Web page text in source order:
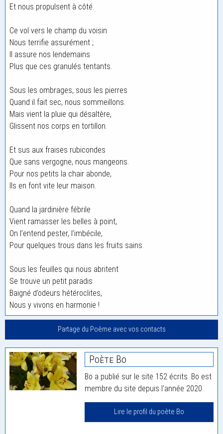
Et nous propulsent à côté.
Ce vol vers le champ du voisin
Nous terrifie assurément ;
Il assure nos lendemains
Plus que ces granulés tentants.
Sous les ombrages, sous les pierres
Quand il fait sec, nous sommeillons.
Mais vient la pluie qui désaltère,
Glissent nos corps en tortillon.
Et sus aux fraises rubicondes
Que sans vergogne, nous mangeons.
Pour nos petits la chair abonde,
Ils en font vite leur maison.
Quand la jardinière fébrile
Vient ramasser les belles à point,
On l’entend pester, l’imbécile,
Pour quelques trous dans les fruits sains.
Sous les feuilles qui nous abritent
Se trouve un petit paradis
Baigné d’odeurs hétéroclites,
Nous y vivons en harmonie !
Partage du Poème avec vos contacts
Poète Bo
Bo a publié sur le site 152 écrits. Bo est
membre du site depuis l'année 2020.
Lire le profil du poète Bo